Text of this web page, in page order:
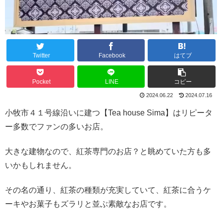
Twitter Facebook はてブ
Pocket LINE コピー
2024.06.22 2024.07.16
小牧市４１号線沿いに建つ【Tea house Sima】はリピータ
ー多数でファンの多いお店。
大きな建物なので、紅茶専門のお店？と眺めていた方も多
いかもしれません。
その名の通り、紅茶の種類が充実していて、紅茶に合うケ
ーキやお菓子もズラリと並ぶ素敵なお店です。